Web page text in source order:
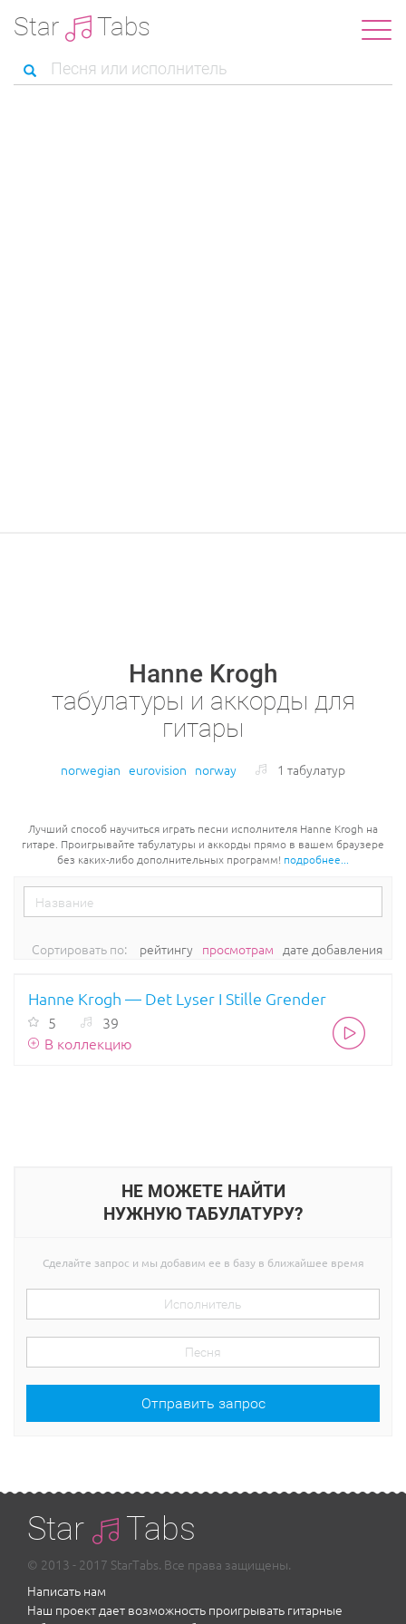
Star Tabs
Hanne Krogh
табулатуры и аккорды для
гитары
norwegian eurovision norway 1 табулатур
Лучший способ научиться играть песни исполнителя Hanne Krogh на
гитаре. Проигрывайте табулатуры и аккорды прямо в вашем браузере
без каких-либо дополнительных программ! подробнее...
Сортировать по: рейтингу просмотрам дате добавления
Hanne Krogh — Det Lyser I Stille Grender
5
39
В коллекцию
НЕ МОЖЕТЕ НАЙТИ
НУЖНУЮ ТАБУЛАТУРУ?
Сделайте запрос и мы добавим ее в базу в ближайшее время
Отправить запрос
Star Tabs
© 2013 - 2017 StarTabs. Все права защищены.
Написать нам
Наш проект дает возможность проигрывать гитарные